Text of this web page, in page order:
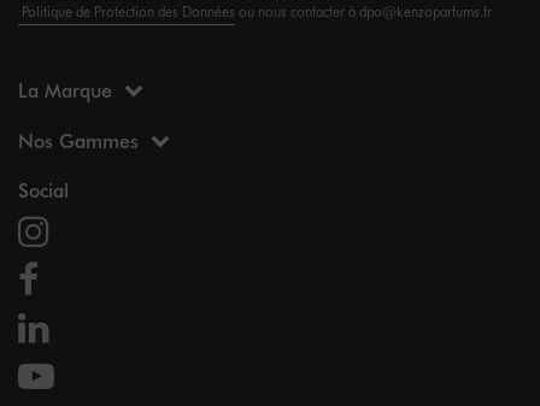
Politique de Protection des Données ou nous contacter à dpo@kenzoparfums.fr
La Marque
Nos Gammes
Social